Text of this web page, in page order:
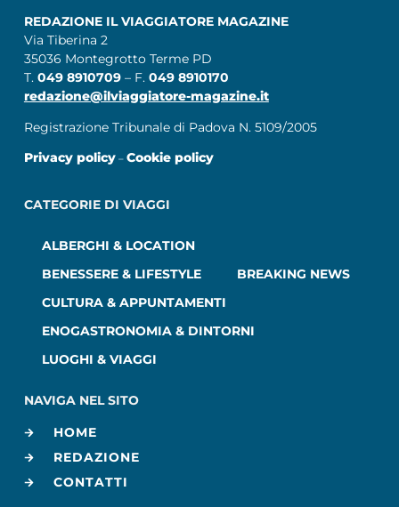
REDAZIONE IL VIAGGIATORE MAGAZINE
Via Tiberina 2
35036 Montegrotto Terme PD
T. 049 8910709 – F. 049 8910170
redazione@ilviaggiatore-magazine.it
Registrazione Tribunale di Padova N. 5109/2005
Privacy policy– Cookie policy
CATEGORIE DI VIAGGI
ALBERGHI & LOCATION
BENESSERE & LIFESTYLE
BREAKING NEWS
CULTURA & APPUNTAMENTI
ENOGASTRONOMIA & DINTORNI
LUOGHI & VIAGGI
NAVIGA NEL SITO
HOME
REDAZIONE
CONTATTI